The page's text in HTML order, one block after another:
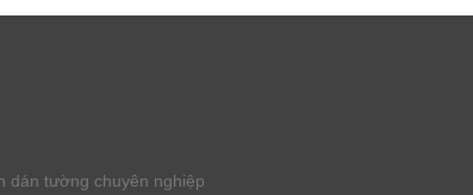
dán tường chuyên nghiệp